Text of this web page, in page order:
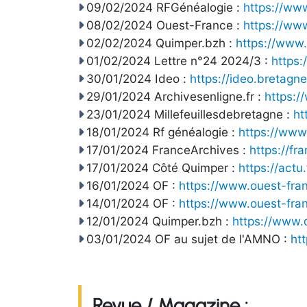
09/02/2024 RFGénéalogie : https://
08/02/2024 Ouest-France : https://
02/02/2024 Quimper.bzh : https://
01/02/2024 Lettre n°24 2024/3 :
30/01/2024 Ideo : https://
29/01/2024 Archivesenligne.fr :
23/01/2024 Millefeuillesdebretagne :
18/01/2024 Rf généalogie : https://
17/01/2024 FranceArchives : https://
17/01/2024 Côté Quimper : https://
16/01/2024 OF : https://www.ouest-
14/01/2024 OF : https://www.ouest-
12/01/2024 Quimper.bzh : https://
03/01/2024 OF au sujet de l'AMNO :